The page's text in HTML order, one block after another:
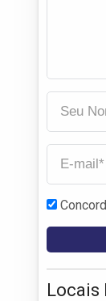
Locais